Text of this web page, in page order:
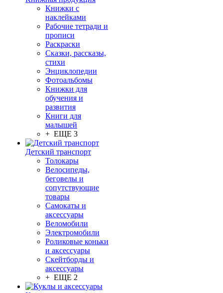
Книжки с
наклейками
Рабочие тетради и
прописи
Раскраски
Сказки, рассказы,
стихи
Энциклопедии
Фотоальбомы
Книжки для
обучения и
развития
Книги для
малышей
+ ЕЩЕ 3
Детский транспорт
Толокары
Велосипеды,
беговелы и
сопутствующие
товары
Самокаты и
аксессуары
Веломобили
Электромобили
Роликовые коньки
и аксессуары
Скейтборды и
аксессуары
+ ЕЩЕ 2